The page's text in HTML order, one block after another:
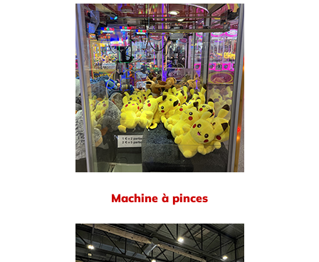
Machine à pinces